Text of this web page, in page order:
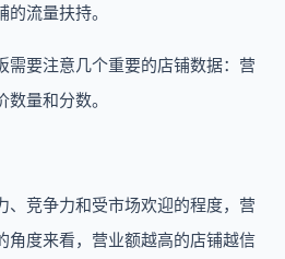
流量扶持。
需要注意几个重要的店铺数据：营
量和分数。
、竞争力和受市场欢迎的程度，营
角度来看，营业额越高的店铺越信